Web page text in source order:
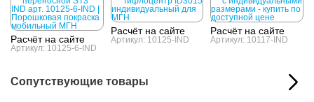
Расчёт на сайте
Артикул: 10125-6-IND
Расчёт на сайте
Артикул: 10125-IND
Расчёт на сайте
Артикул: 10117-IND
Сопутствующие товары